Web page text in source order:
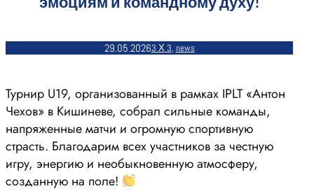
29.05.20263 Х 3, news
Турнир U19, организованный в рамках IPLT «Антон
Чехов» в Кишиневе, собрал сильные команды,
напряженные матчи и огромную спортивную
страсть. Благодарим всех участников за честную
игру, энергию и необыкновенную атмосферу,
созданную на поле!